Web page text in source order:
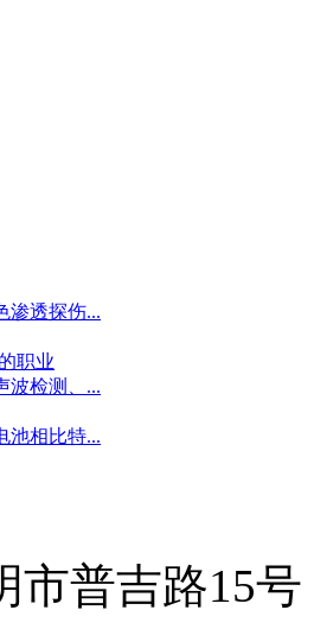
渗透探伤...
职业
波检测、...
池相比特...
市普吉路15号